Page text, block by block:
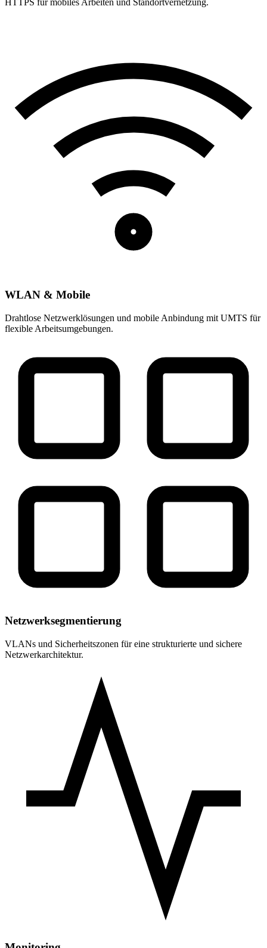
HTTPS für mobiles Arbeiten und Standortvernetzung.
WLAN & Mobile
Drahtlose Netzwerklösungen und mobile Anbindung mit UMTS für
flexible Arbeitsumgebungen.
Netzwerksegmentierung
VLANs und Sicherheitszonen für eine strukturierte und sichere
Netzwerkarchitektur.